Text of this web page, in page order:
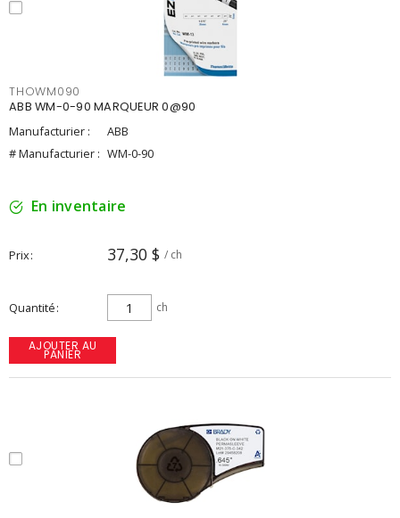
THOWM090
ABB WM-0-90 MARQUEUR 0@90
Manufacturier :
ABB
# Manufacturier : WM-0-90
En inventaire
Prix 37,30 $ / ch
Quantité ch
AJOUTER AU
PANIER